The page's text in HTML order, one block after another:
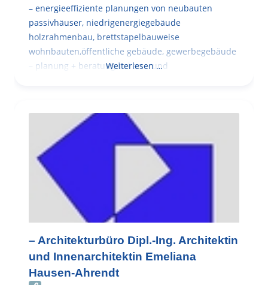
– energieeffiziente planungen von neubauten
passivhäuser, niedrigenergiegebäude
holzrahmenbau, brettstapelbauweise
wohnbauten,öffentliche gebäude, gewerbegebäude
– planung + beratung bei an – und
Weiterlesen …
– Architekturbüro Dipl.-Ing. Architektin
und Innenarchitektin Emeliana
Hausen-Ahrendt